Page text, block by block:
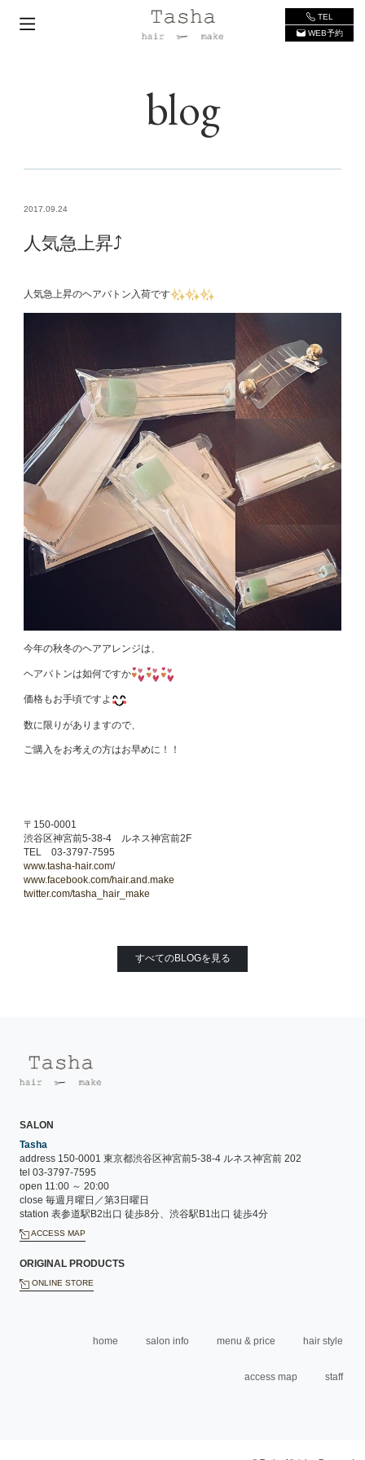
TEL
WEB予約
blog
2017.09.24
人気急上昇⤴
人気急上昇のヘアバトン入荷です
今年の秋冬のヘアアレンジは、
ヘアバトンは如何ですか
価格もお手頃ですよ
数に限りがありますので、
ご購入をお考えの方はお早めに！！
〒150-0001
渋谷区神宮前5-38-4 ルネス神宮前2F
TEL 03-3797-7595
www.tasha-hair.com/
www.facebook.com/hair.and.make
twitter.com/tasha_hair_make
すべてのBLOGを見る
SALON
Tasha
address 150-0001 東京都渋谷区神宮前5-38-4 ルネス神宮前 202
tel 03-3797-7595
open 11:00 ～ 20:00
close 毎週月曜日／第3日曜日
station 表参道駅B2出口 徒歩8分、渋谷駅B1出口 徒歩4分
ACCESS MAP
ORIGINAL PRODUCTS
ONLINE STORE
home salon info menu & price hair style
access map staff